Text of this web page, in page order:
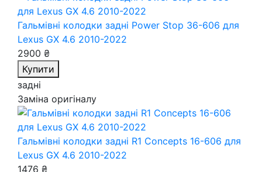
Гальмівні колодки задні Power Stop 36-606 для
Lexus GX 4.6 2010-2022
2900 ₴
Купити
задні
Заміна оригіналу
Гальмівні колодки задні R1 Concepts 16-606 для
Lexus GX 4.6 2010-2022
1476 ₴